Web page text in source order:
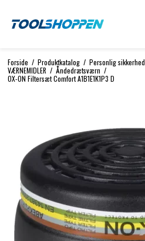
Forside / Produktkatalog / Personlig sikkerhed
VÆRNEMIDLER / Åndedrætsværn /
OX-ON Filtersæt Comfort A1B1E1K1P3 D